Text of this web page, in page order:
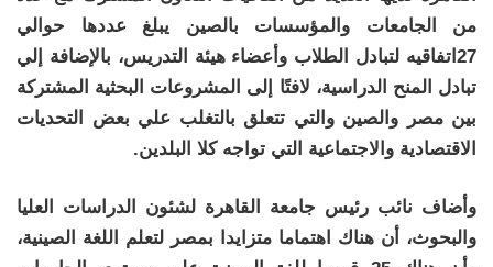
من الجامعات والمؤسسات بالصين يبلغ عددها حوالي
27اتفاقيه لتبادل الطلاب وأعضاء هيئة التدريس، بالإضافة إلي
تبادل المنح الدراسية، لافتًا إلى المشروعات البحثية المشتركة
بين مصر والصين والتي تتعلق بالتغلب علي بعض التحديات
الاقتصادية والاجتماعية التي تواجه كلا البلدين.
وأضاف نائب رئيس جامعة القاهرة لشئون الدراسات العليا
والبحوث، أن هناك اهتماما متزايدا بمصر لتعلم اللغة الصينية،